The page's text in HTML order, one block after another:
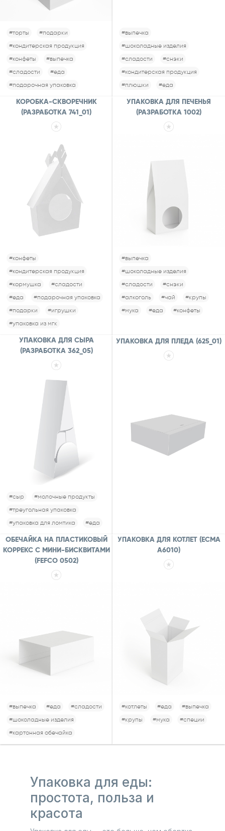
#торты
#подарки
#кондитерская продукция
#конфеты
#выпечка
#сладости
#еда
#подарочная упаковка
#выпечка
#шоколадные изделия
#сладости
#снэки
#кондитерская продукция
#плюшки
#еда
КОРОБКА-СКВОРЕЧНИК
(РАЗРАБОТКА 741_01)
#конфеты
#кондитерская продукция
#кормушка
#сладости
#еда
#подарочная упаковка
#подарки
#игрушки
#упаковка из мгк
УПАКОВКА ДЛЯ ПЕЧЕНЬЯ
(РАЗРАБОТКА 1002)
#выпечка
#шоколадные изделия
#сладости
#снэки
#алкоголь
#чай
#крупы
#мука
#еда #конфеты
УПАКОВКА ДЛЯ СЫРА
(РАЗРАБОТКА 362_05)
#сыр
#молочные продукты
#треугольная упаковка
#упаковка для ломтика
#еда
УПАКОВКА ДЛЯ ПЛЕДА (625_01)
ОБЕЧАЙКА НА ПЛАСТИКОВЫЙ
КОРРЕКС С МИНИ-БИСКВИТАМИ
(FEFCO 0502)
#выпечка #еда
#сладости
#шоколадные изделия
#картонная обечайка
УПАКОВКА ДЛЯ КОТЛЕТ (ECMA
А6010)
#котлеты #еда
#выпечка
#крупы
#мука #специи
Упаковка для еды:
простота, польза и
красота